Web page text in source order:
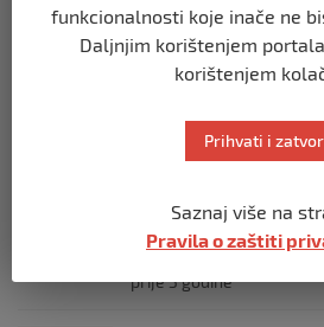
TIMELINE
Staša Košarac na
mu uradili
prije 3 godine
Ko završi svoj dan
Allaha, cijeli dan će
zikr
prije 3 godine
funkcionalnosti koje inače ne
Daljnjim korištenjem
korištenjem
Prihvati i
Saznaj više na
Pravila o zaštiti